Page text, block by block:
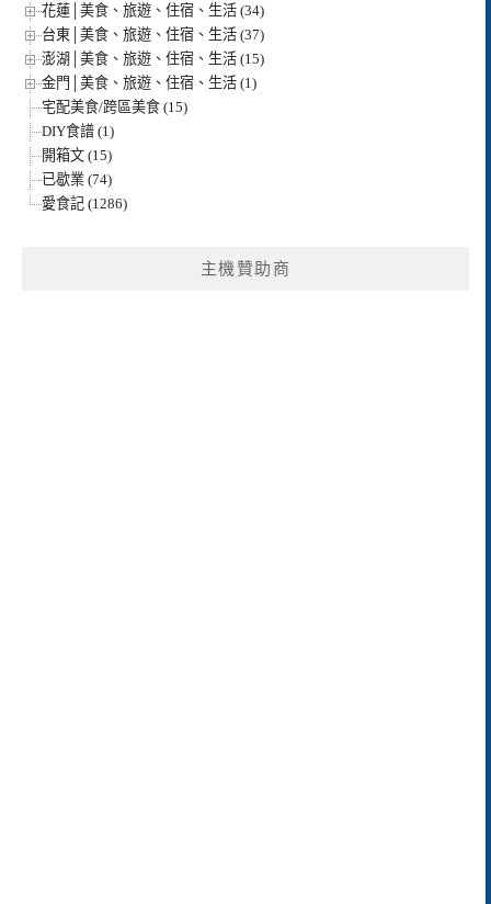
花蓮│美食、旅遊、住宿、生活 (34)
台東│美食、旅遊、住宿、生活 (37)
澎湖│美食、旅遊、住宿、生活 (15)
金門│美食、旅遊、住宿、生活 (1)
宅配美食/跨區美食 (15)
DIY食譜 (1)
開箱文 (15)
已歇業 (74)
愛食記 (1286)
主機贊助商